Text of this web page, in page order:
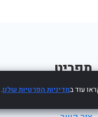
תפריט
עוד במדיניות הפרטיות שלנו.